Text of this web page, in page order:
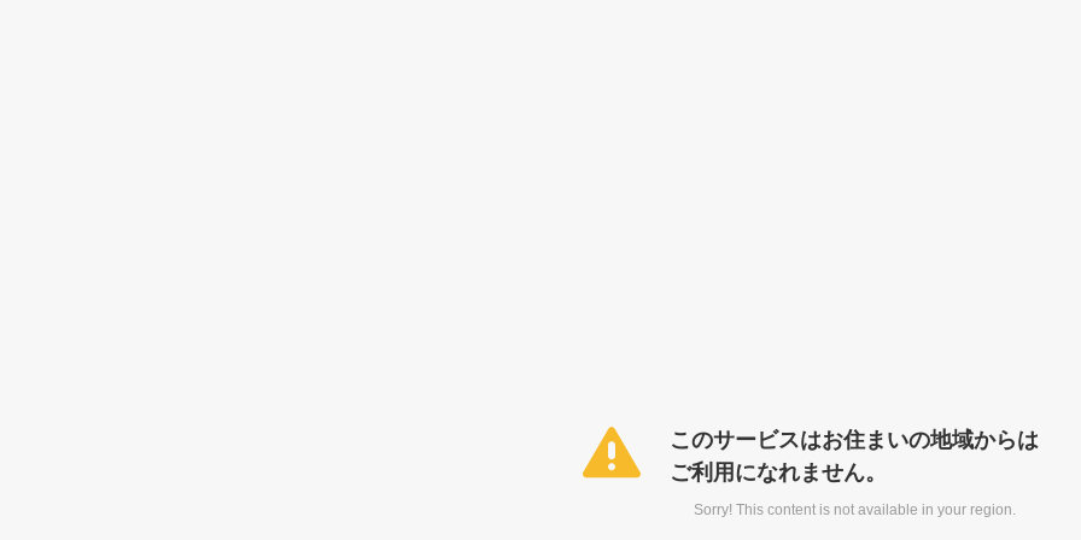
このサービスはお住まいの地域からは
ご利用になれません。
Sorry! This content is not available in your region.